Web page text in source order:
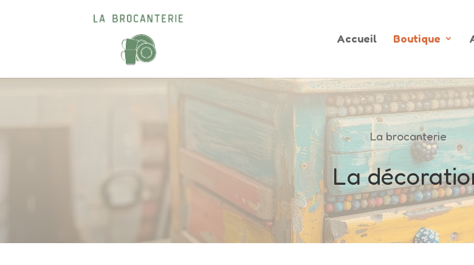
Accueil Boutique
La brocanterie
La